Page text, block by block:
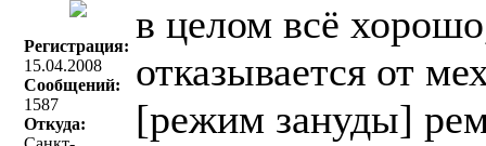
Регистрация:
15.04.2008
Сообщений:
1587
Откуда:
в целом всё
отказывается от
[режим зануды]